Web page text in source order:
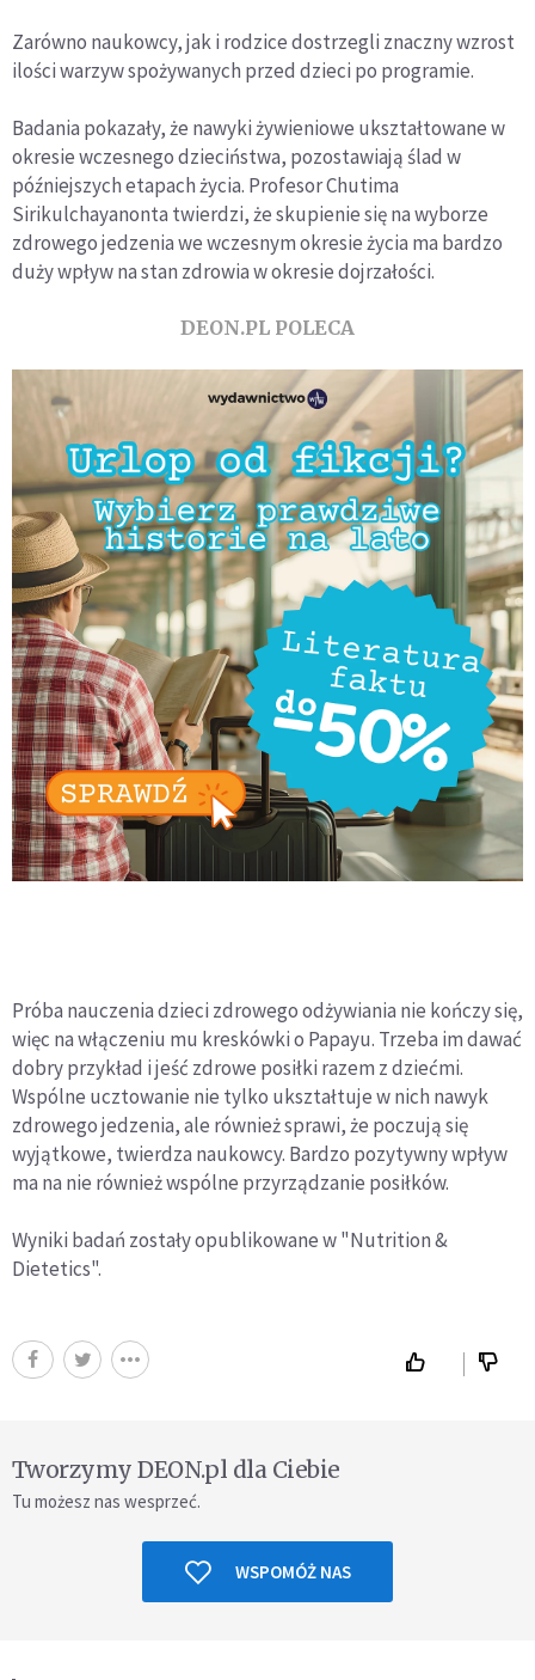
Zarówno naukowcy, jak i rodzice dostrzegli znaczny wzrost
ilości warzyw spożywanych przed dzieci po programie.
Badania pokazały, że nawyki żywieniowe ukształtowane w
okresie wczesnego dzieciństwa, pozostawiają ślad w
późniejszych etapach życia. Profesor Chutima
Sirikulchayanonta twierdzi, że skupienie się na wyborze
zdrowego jedzenia we wczesnym okresie życia ma bardzo
duży wpływ na stan zdrowia w okresie dojrzałości.
DEON.PL POLECA
Próba nauczenia dzieci zdrowego odżywiania nie kończy się,
więc na włączeniu mu kreskówki o Papayu. Trzeba im dawać
dobry przykład i jeść zdrowe posiłki razem z dziećmi.
Wspólne ucztowanie nie tylko ukształtuje w nich nawyk
zdrowego jedzenia, ale również sprawi, że poczują się
wyjątkowe, twierdza naukowcy. Bardzo pozytywny wpływ
ma na nie również wspólne przyrządzanie posiłków.
Wyniki badań zostały opublikowane w "Nutrition &
Dietetics".
Tworzymy DEON.pl dla Ciebie
Tu możesz nas wesprzeć.
WSPOMÓŻ NAS